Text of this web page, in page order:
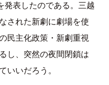
発表したのである。三越
された新劇に劇場を使
民主化政策・新劇重視
し、突然の夜間閉鎖は
いいだろう。